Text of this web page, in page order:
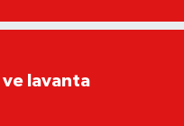
lavanta